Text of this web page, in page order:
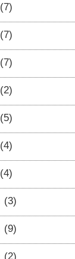
(7)
(7)
(7)
(2)
(5)
(4)
(4)
(3)
(9)
(2)